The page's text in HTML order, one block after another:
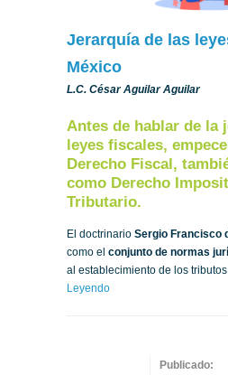
AL
Jerarquía de las
México
L.C. César Aguilar Aguilar
Antes de hablar de la
leyes fiscales,
Derecho Fiscal,
como Derecho
Tributario.
El doctrinario Sergio Francisco
como el conjunto de normas
al establecimiento de los
Leyendo
Publicado: